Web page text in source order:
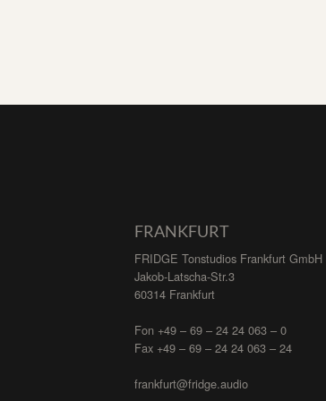
FRANKFURT
FRIDGE Tonstudios Frankfurt
Jakob-Latscha-Str.3
60314 Frankfurt
Fon +49 – 69 – 24 24 063 – 0
Fax +49 – 69 – 24 24 063 – 24
frankfurt@fridge.audio